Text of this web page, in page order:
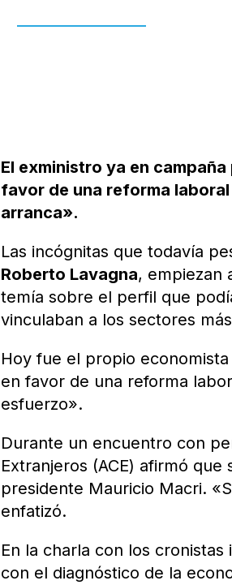
El exministro ya en
favor de una reforma
arranca».
Las incógnitas que todavía
Roberto Lavagna, empiezan
temía sobre el perfil que
vinculaban a los sectores
Hoy fue el propio
en favor de una reforma
esfuerzo».
Durante un encuentro con
Extranjeros (ACE) afirmó
presidente Mauricio Macri.
enfatizó.
En la charla con los
con el diagnóstico de la